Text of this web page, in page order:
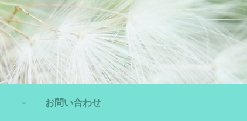
お問い合わせ